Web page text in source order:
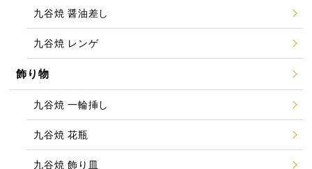
九谷焼 醤油差し
九谷焼 レンゲ
飾り物
九谷焼 一輪挿し
九谷焼 花瓶
九谷焼 飾り皿